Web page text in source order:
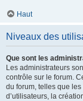
Haut
Niveaux des
Que sont les
Les administrateurs
contrôle sur le forum.
du forum, telles que
d’utilisateurs, la